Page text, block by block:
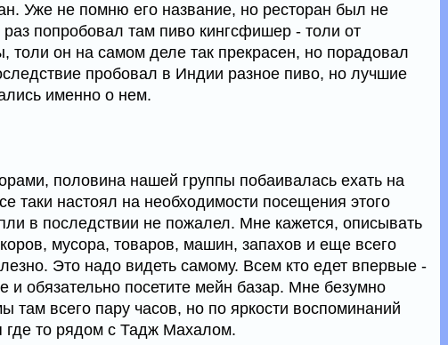
Уже не помню его название, но ресторан был не
попробовал там пиво кингсфишер - толи от
толи он на самом деле так прекрасен, но порадовал
пробовал в Индии разное пиво, но лучшие
именно о нем.
половина нашей группы побаивалась ехать на
таки настоял на необходимости посещения этого
в последствии не пожалел. Мне кажется, описывать
мусора, товаров, машин, запахов и еще всего
Это надо видеть самому. Всем кто едет впервые -
и обязательно посетите мейн базар. Мне безумно
там всего пару часов, но по яркости воспоминаний
где то рядом с Тадж Махалом.